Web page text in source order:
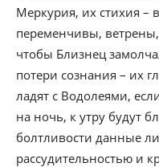
Меркурия, их стихия –
переменчивы,
чтобы Близнец
потери сознания – их
ладят с Водолеями,
на ночь, к утру будут
болтливости данные
рассудительностью и